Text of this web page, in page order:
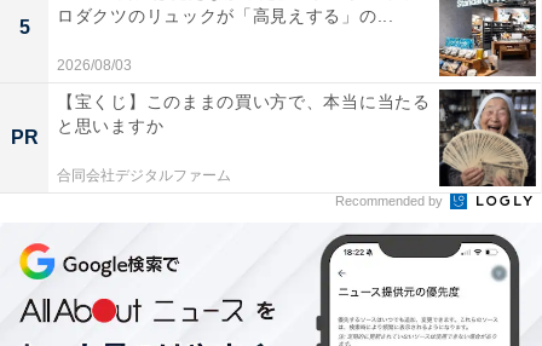
5
ロダクツのリュックが「高見えする」の...
2026/08/03
PR
【宝くじ】このままの買い方で、本当に当たる
と思いますか
合同会社デジタルファーム
Recommended by